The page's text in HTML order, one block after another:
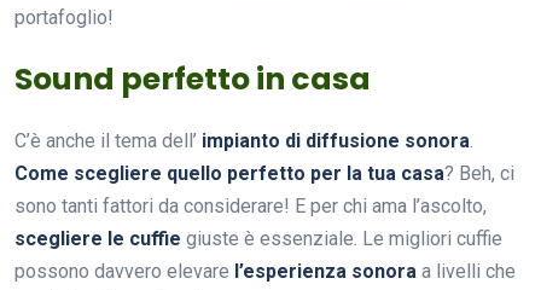
portafoglio!
Sound perfetto in casa
C’è anche il tema dell’ impianto di diffusione sonora.
Come scegliere quello perfetto per la tua casa? Beh, ci
sono tanti fattori da considerare! E per chi ama l’ascolto,
scegliere le cuffie giuste è essenziale. Le migliori cuffie
possono davvero elevare l’esperienza sonora a livelli che